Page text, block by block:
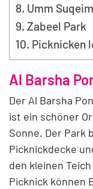
Umm
Zabeel Park
Picknicken
Al Barsha
Der Al Barsha
ist ein schöner
Sonne. Der Park
Picknickdecke
den kleinen
Picknick können